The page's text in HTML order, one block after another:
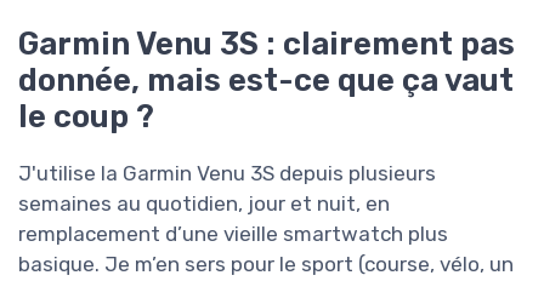
Garmin Venu 3S : clairement pas
donnée, mais est-ce que ça vaut
le coup ?
J'utilise la Garmin Venu 3S depuis plusieurs
semaines au quotidien, jour et nuit, en
remplacement d’une vieille smartwatch plus
basique. Je m’en sers pour le sport (course, vélo, un